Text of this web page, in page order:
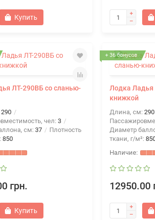
Купить
ЛТ-290ВБ со сланью-
290
чел: 3
см: 37
Плотность
850
грн.
Купить
+ 36 бонусов
Лодка Ладья
книжкой
Длина, см: 290
Диаметр
ткани, г/м²:
12950.00